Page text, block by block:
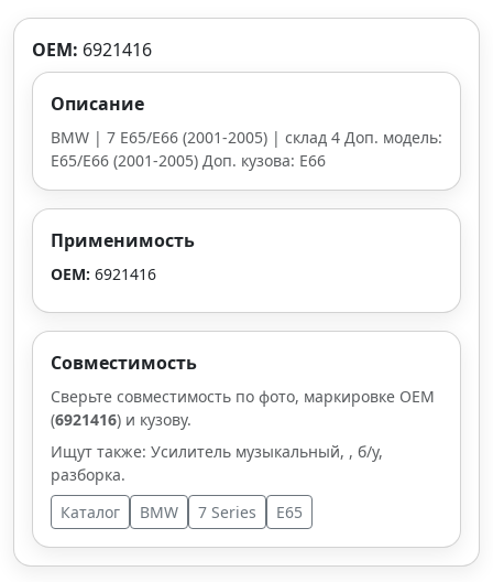
OEM: 6921416
Описание
BMW | 7 E65/E66 (2001-2005) | склад 4 Доп. модель:
E65/E66 (2001-2005) Доп. кузова: E66
Применимость
OEM: 6921416
Совместимость
Сверьте совместимость по фото, маркировке OEM
(6921416) и кузову.
Ищут также: Усилитель музыкальный, , б/у,
разборка.
Каталог
BMW 7 Series E65